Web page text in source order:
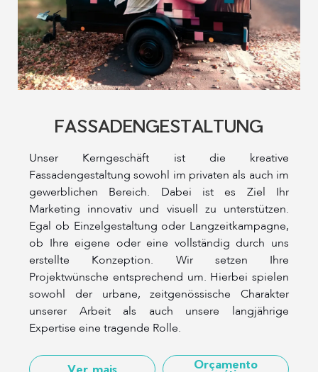
FASSADENGESTALTUNG
Unser Kerngeschäft ist die kreative
Fassadengestaltung sowohl im privaten als auch im
gewerblichen Bereich. Dabei ist es Ziel Ihr
Marketing innovativ und visuell zu unterstützen.
Egal ob Einzelgestaltung oder Langzeitkampagne,
ob Ihre eigene oder eine vollständig durch uns
erstellte Konzeption. Wir setzen Ihre
Projektwünsche entsprechend um. Hierbei spielen
sowohl der urbane, zeitgenössische Charakter
unserer Arbeit als auch unsere langjährige
Expertise eine tragende Rolle.
Ver mais Orçamento